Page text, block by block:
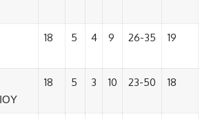
18 5 4 9 26-35 19
18 5 3 10 23-50 18